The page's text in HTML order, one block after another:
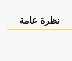
نظرة عامة